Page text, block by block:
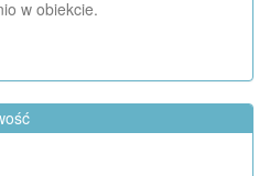
w obiekcie.